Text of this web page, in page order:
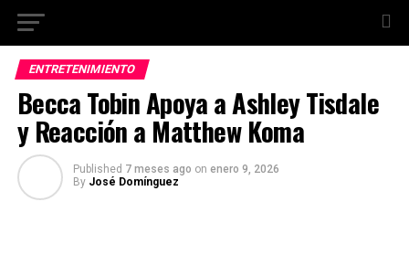
ENTRETENIMIENTO
Becca Tobin Apoya a Ashley Tisdale
y Reacción a Matthew Koma
Published 7 meses ago on enero 9, 2026
By José Domínguez